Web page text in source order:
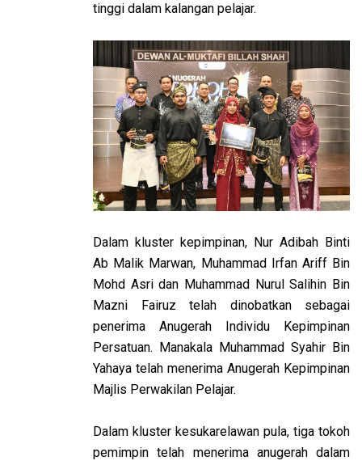
tinggi dalam kalangan pelajar.
Dalam kluster kepimpinan, Nur Adibah Binti
Ab Malik Marwan, Muhammad Irfan Ariff Bin
Mohd Asri dan Muhammad Nurul Salihin Bin
Mazni Fairuz telah dinobatkan sebagai
penerima Anugerah Individu Kepimpinan
Persatuan. Manakala Muhammad Syahir Bin
Yahaya telah menerima Anugerah Kepimpinan
Majlis Perwakilan Pelajar.
Dalam kluster kesukarelawan pula, tiga tokoh
pemimpin telah menerima anugerah dalam